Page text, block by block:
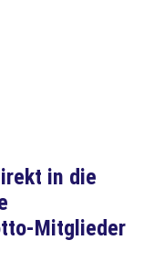
in die
Mitglieder